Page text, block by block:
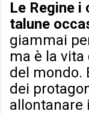
Le Regine
talune
giammai
ma è la
del mondo.
dei
allontanare